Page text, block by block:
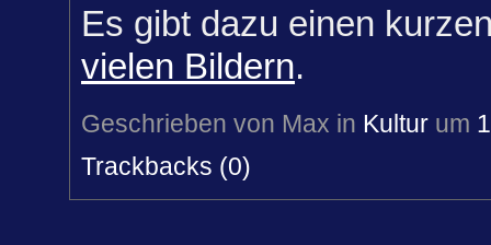
Es gibt dazu einen
vielen Bildern.
Geschrieben von Max in Kultur um
Trackbacks (0)